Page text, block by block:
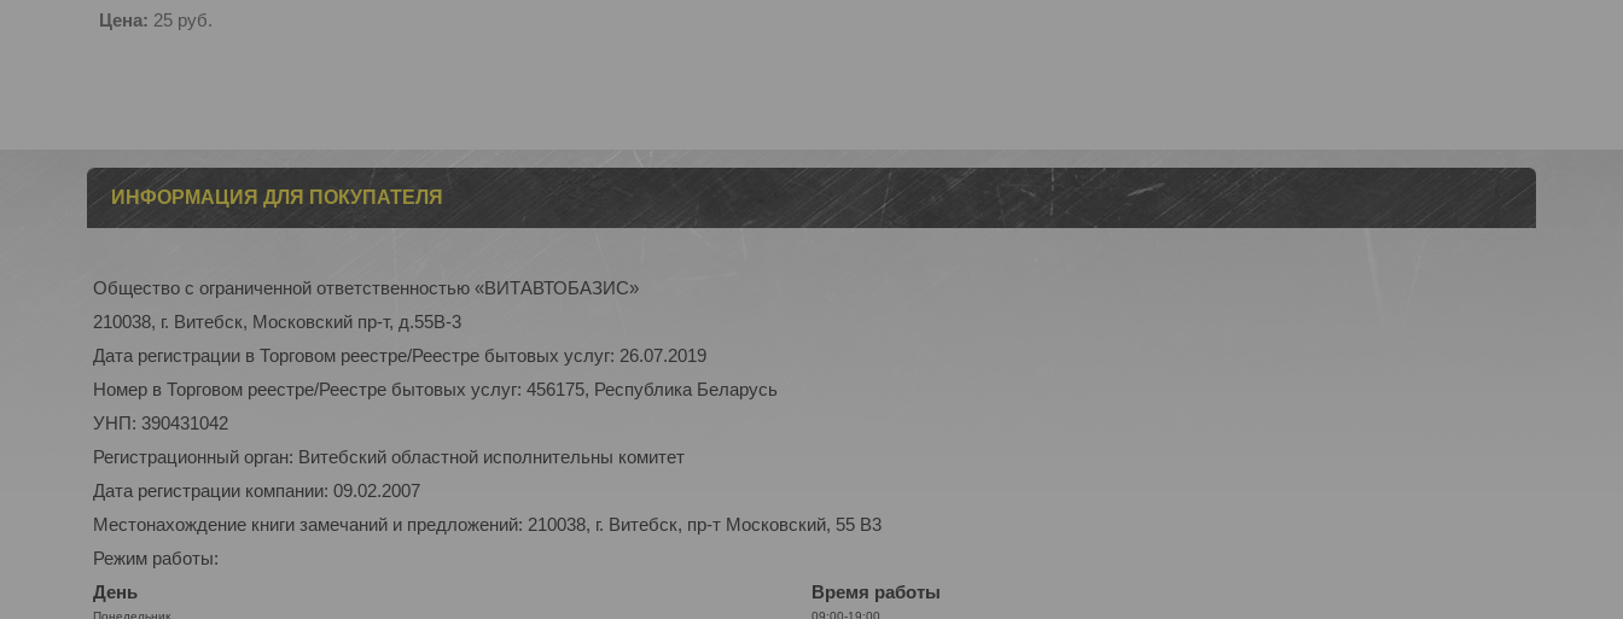
Цена: 25 руб.
ИНФОРМАЦИЯ ДЛЯ ПОКУПАТЕЛЯ
Общество с ограниченной ответственностью «ВИТАВТОБАЗИС»
210038, г. Витебск, Московский пр-т, д.55В-3
Дата регистрации в Торговом реестре/Реестре бытовых услуг: 26.07.2019
Номер в Торговом реестре/Реестре бытовых услуг: 456175, Республика Беларусь
УНП: 390431042
Регистрационный орган: Витебский областной исполнительны комитет
Дата регистрации компании: 09.02.2007
Местонахождение книги замечаний и предложений: 210038, г. Витебск, пр-т Московский, 55 B3
Режим работы:
День
Время работы
Понедельник 09:00-19:00